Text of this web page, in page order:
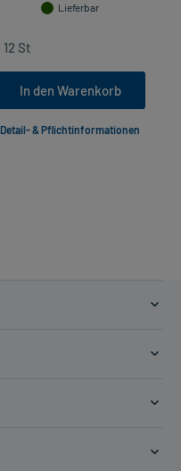
Lieferbar
In den Warenkorb
Detail- & Pflichtinformationen